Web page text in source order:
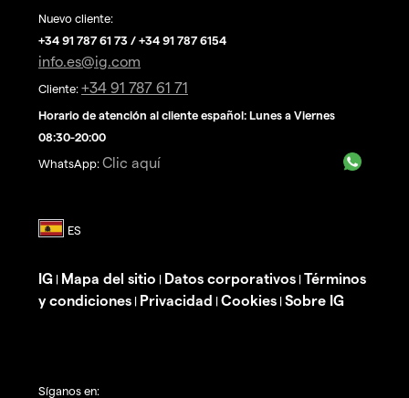
Nuevo cliente:
+34 91 787 61 73 / +34 91 787 6154
info.es@ig.com
Cliente: +34 91 787 61 71
Horario de atención al cliente español: Lunes a Viernes
08:30-20:00
WhatsApp: Clic aquí
IG | Mapa del sitio | Datos corporativos | Términos
y condiciones | Privacidad | Cookies | Sobre IG
Síganos en: